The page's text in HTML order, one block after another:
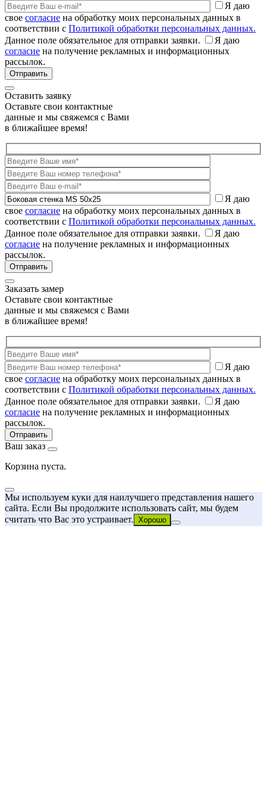
Я даю
свое согласие на обработку моих персональных данных в
соответствии с Политикой обработки персональных данных.
Данное поле обязательное для отправки заявки.
Я даю
согласие на получение рекламных и информационных
рассылок.
Оставить заявку
Оставьте свои контактные
данные и мы свяжемся с Вами
в ближайшее время!
Я даю
свое согласие на обработку моих персональных данных в
соответствии с Политикой обработки персональных данных.
Данное поле обязательное для отправки заявки.
Я даю
согласие на получение рекламных и информационных
рассылок.
Заказать замер
Оставьте свои контактные
данные и мы свяжемся с Вами
в ближайшее время!
Я даю
свое согласие на обработку моих персональных данных в
соответствии с Политикой обработки персональных данных.
Данное поле обязательное для отправки заявки.
Я даю
согласие на получение рекламных и информационных
рассылок.
Ваш заказ
Корзина пуста.
Мы используем куки для наилучшего представления нашего
сайта. Если Вы продолжите использовать сайт, мы будем
считать что Вас это устраивает. Хорошо